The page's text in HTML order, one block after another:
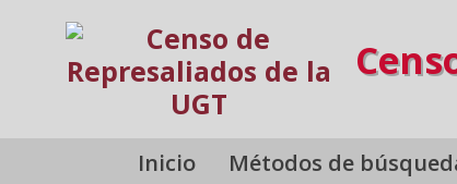
Inicio Métodos de